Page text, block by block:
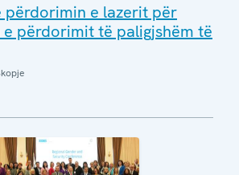
përdorimin e lazerit për
përdorimit të paligjshëm të